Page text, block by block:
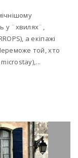
у ¨хвилях¨,
а екіпажі
той, хто